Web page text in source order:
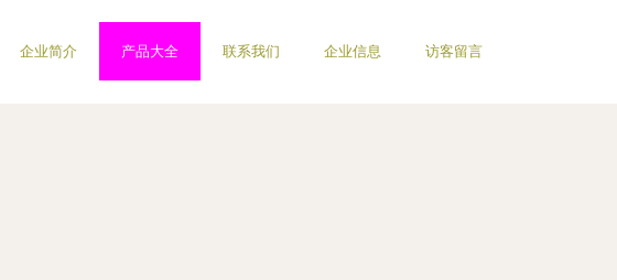
企业简介 产品大全 联系我们 企业信息 访客留言